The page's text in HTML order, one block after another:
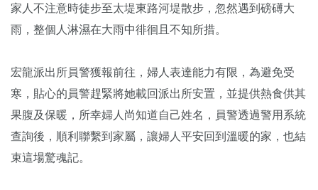
家人不注意時徒步至太堤東路河堤散步，忽然遇到磅礡大
雨，整個人淋濕在大雨中徘徊且不知所措。
宏龍派出所員警獲報前往，婦人表達能力有限，為避免受
寒，貼心的員警趕緊將她載回派出所安置，並提供熱食供其
果腹及保暖，所幸婦人尚知道自己姓名，員警透過警用系統
查詢後，順利聯繫到家屬，讓婦人平安回到溫暖的家，也結
束這場驚魂記。